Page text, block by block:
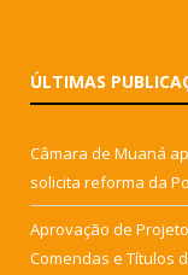
ÚLTIMAS
Câmara de Muaná
solicita reforma da
Aprovação de
Comendas e Títulos